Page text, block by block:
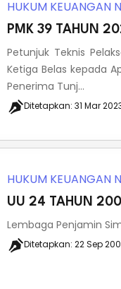
HUKUM KEUANGAN
PMK 39 TAHUN
Petunjuk Teknis
Ketiga Belas kepada
Penerima Tunj...
Ditetapkan:31 Mar
HUKUM KEUANGAN
UU 24 TAHUN
Lembaga Penjamin
Ditetapkan:22 Sep